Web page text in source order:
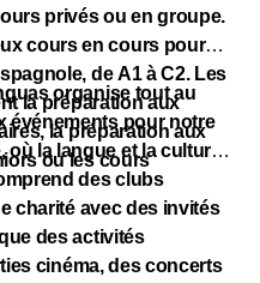
privés ou en groupe.
cours en cours pour
de A1 à C2. Les
la préparation aux
la préparation aux
ou les cours
organise tout au
événements pour notre
la langue et la culture
des clubs
charité avec des invités
des activités
cinéma, des concerts